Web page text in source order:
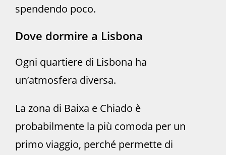
spendendo poco.
Dove dormire a Lisbona
Ogni quartiere di Lisbona ha
un’atmosfera diversa.
La zona di Baixa e Chiado è
probabilmente la più comoda per un
primo viaggio, perché permette di